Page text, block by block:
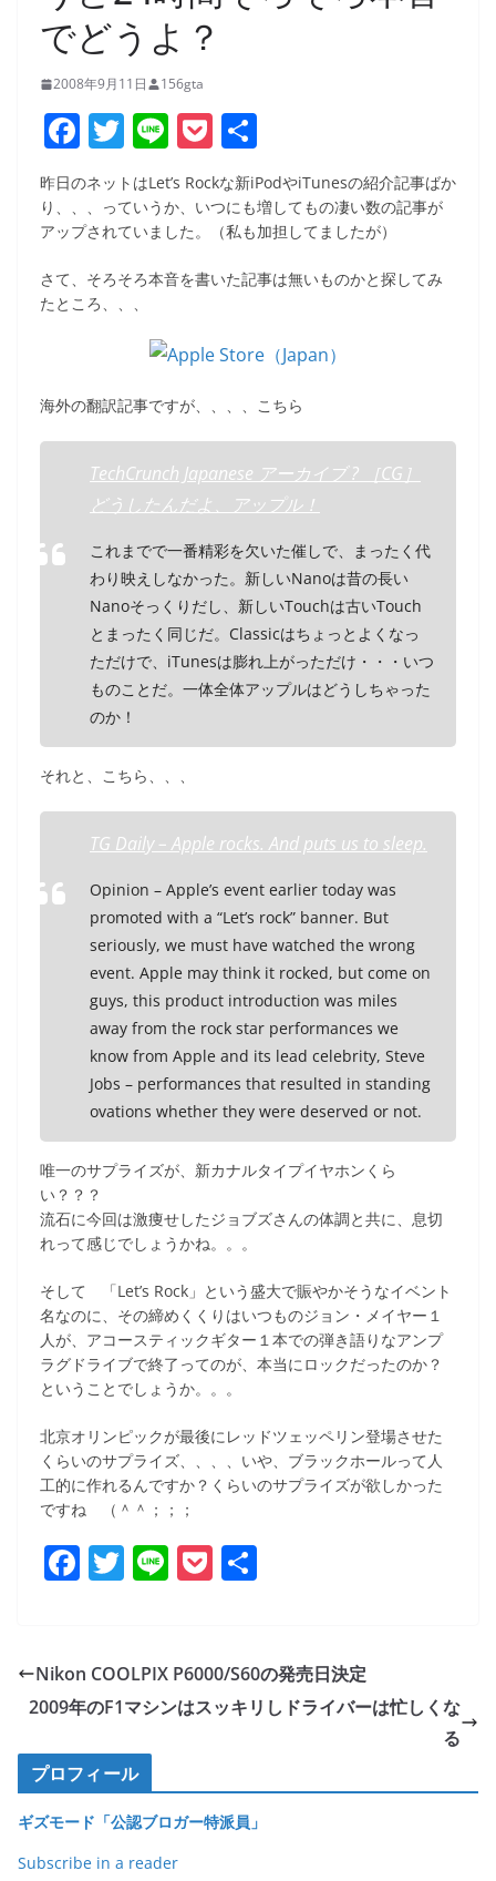
でどうよ？
2008年9月11日 156gta
F
a
c
e
b
o
T
w
itt
er
Li
n
e
P
o
ck
et
有
昨日のネットはLet’s Rockな新iPodやiTunesの紹介記事ばか
り、、、っていうか、いつにも増してもの凄い数の記事が
アップされていました。（私も加担してましたが）
さて、そろそろ本音を書いた記事は無いものかと探してみ
たところ、、、
海外の翻訳記事ですが、、、、こちら
TechCrunch Japanese アーカイブ ? ［CG］
どうしたんだよ、アップル！
これまでで一番精彩を欠いた催しで、まったく代
わり映えしなかった。新しいNanoは昔の長い
Nanoそっくりだし、新しいTouchは古いTouch
とまったく同じだ。Classicはちょっとよくなっ
ただけで、iTunesは膨れ上がっただけ・・・いつ
ものことだ。一体全体アップルはどうしちゃった
のか！
それと、こちら、、、
TG Daily – Apple rocks. And puts us to sleep.
Opinion – Apple’s event earlier today was
promoted with a “Let’s rock” banner. But
seriously, we must have watched the wrong
event. Apple may think it rocked, but come on
guys, this product introduction was miles
away from the rock star performances we
know from Apple and its lead celebrity, Steve
Jobs – performances that resulted in standing
ovations whether they were deserved or not.
唯一のサプライズが、新カナルタイプイヤホンくら
い？？？
流石に今回は激痩せしたジョブズさんの体調と共に、息切
れって感じでしょうかね。。。
そして 「Let’s Rock」という盛大で賑やかそうなイベント
名なのに、その締めくくりはいつものジョン・メイヤー１
人が、アコースティックギター１本での弾き語りなアンプ
ラグドライブで終了ってのが、本当にロックだったのか？
ということでしょうか。。。
北京オリンピックが最後にレッドツェッペリン登場させた
くらいのサプライズ、、、、いや、ブラックホールって人
工的に作れるんですか？くらいのサプライズが欲しかった
ですね （＾＾；；；
F
e
b
o
k
T
er
Li P
et
Nikon COOLPIX P6000/S60の発売日決定
2009年のF1マシンはスッキリしドライバーは忙しくな
る
プロフィール
ギズモード「公認ブロガー特派員」
Subscribe in a reader